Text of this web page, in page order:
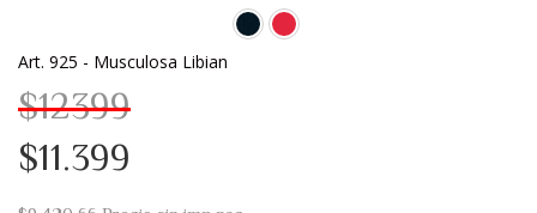
Art. 925 - Musculosa Libian
$12399
$11.399